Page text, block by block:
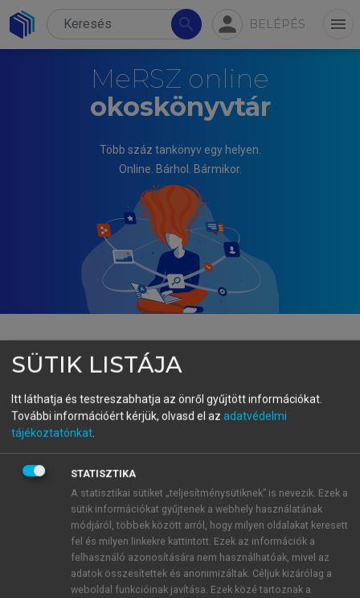
search person BELÉPÉS menu
MeRSZ online
okoskönyvtár
Több száz tankönyv egy helyen.
Online. Bárhol. Bármikor.
FOGARASI KATALIN, ITTZÉS DÁNIEL, PUTZ MÓNIKA,
VÁGÁSI TÜNDE (SZERK.)
Tudásmegosztás,
információkezelés,
alkalmazhatóság III.
Nyelvpedagógia
OLVASÁS
SÜTIK LISTÁJA
Itt láthatja és testreszabhatja az önről gyűjtött információkat.
További információért kérjük, olvasd el az adatvédelmi
tájékoztatónkat.
STATISZTIKA
A statisztikai sütiket „teljesítménysütiknek” is nevezik. Ezek a
sütik információkat gyűjtenek a webhely használatának
módjáról, többek között arról, hogy milyen oldalakat keresett
fel és milyen linkekre kattintott. Ezek az információk a
felhasználó azonosítására nem használhatóak, mivel az
adatok összesítettek és anonimizáltak. Céljuk kizárólag a
weboldal funkcióinak javítása. Ezek közé tartoznak a